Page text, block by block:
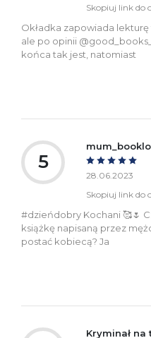
Skopiuj link do
Okładka zapowiada lekturę
ale po opinii
końca tak jest, natomiast
5
28.06.2023
Skopiuj link do
#dzieńdobry Kochani 🥰🌷
książkę napisaną przez
postać kobiecą? Ja
Kryminał na